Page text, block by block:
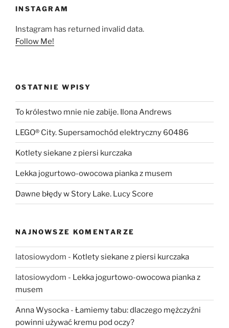
INSTAGRAM
Instagram has returned invalid data.
Follow Me!
OSTATNIE WPISY
To królestwo mnie nie zabije. Ilona Andrews
LEGO® City. Supersamochód elektryczny 60486
Kotlety siekane z piersi kurczaka
Lekka jogurtowo-owocowa pianka z musem
Dawne błędy w Story Lake. Lucy Score
NAJNOWSZE KOMENTARZE
latosiowydom - Kotlety siekane z piersi kurczaka
latosiowydom - Lekka jogurtowo-owocowa pianka z
musem
Anna Wysocka - Łamiemy tabu: dlaczego mężczyźni
powinni używać kremu pod oczy?